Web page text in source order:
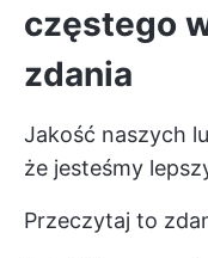
częstego
zdania
Jakość naszych
że jesteśmy
Przeczytaj to